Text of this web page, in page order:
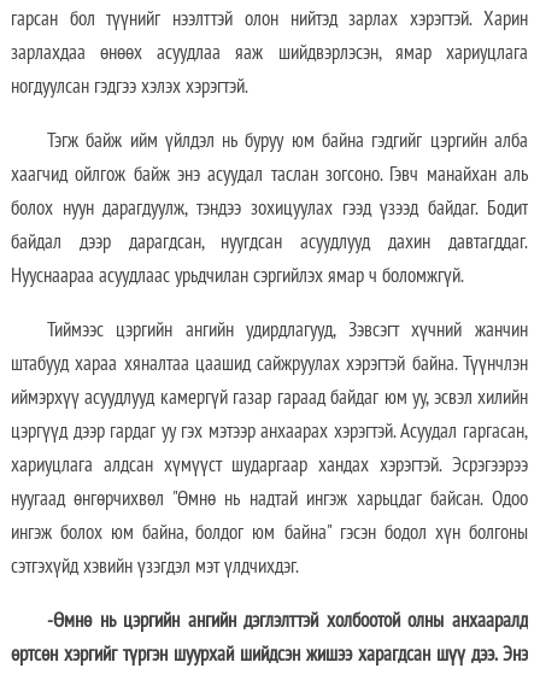
гарсан бол түүнийг нээлттэй олон нийтэд зарлах хэрэгтэй. Харин
зарлахдаа өнөөх асуудлаа яаж шийдвэрлэсэн, ямар хариуцлага
ногдуулсан гэдгээ хэлэх хэрэгтэй.
Тэгж байж ийм үйлдэл нь буруу юм байна гэдгийг цэргийн алба
хаагчид ойлгож байж энэ асуудал таслан зогсоно. Гэвч манайхан аль
болох нуун дарагдуулж, тэндээ зохицуулах гээд үзээд байдаг. Бодит
байдал дээр дарагдсан, нуугдсан асуудлууд дахин давтагддаг.
Нууснаараа асуудлаас урьдчилан сэргийлэх ямар ч боломжгүй.
Тиймээс цэргийн ангийн удирдлагууд, Зэвсэгт хүчний жанчин
штабууд хараа хяналтаа цаашид сайжруулах хэрэгтэй байна. Түүнчлэн
иймэрхүү асуудлууд камергүй газар гараад байдаг юм уу, эсвэл хилийн
цэргүүд дээр гардаг уу гэх мэтээр анхаарах хэрэгтэй. Асуудал гаргасан,
хариуцлага алдсан хүмүүст шударгаар хандах хэрэгтэй. Эсрэгээрээ
нуугаад өнгөрчихвөл "Өмнө нь надтай ингэж харьцдаг байсан. Одоо
ингэж болох юм байна, болдог юм байна" гэсэн бодол хүн болгоны
сэтгэхүйд хэвийн үзэгдэл мэт үлдчихдэг.
-Өмнө нь цэргийн ангийн дэглэлттэй холбоотой олны анхааралд
өртсөн хэргийг түргэн шуурхай шийдсэн жишээ харагдсан шүү дээ. Энэ